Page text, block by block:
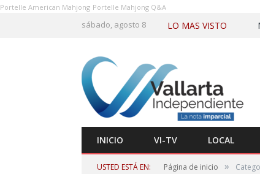
Portelle American Mahjong Portelle Mahjong Q&A
sábado, agosto 8 LO MAS VISTO
INICIO VI-TV LOCAL
USTED ESTÁ EN: Página de inicio »